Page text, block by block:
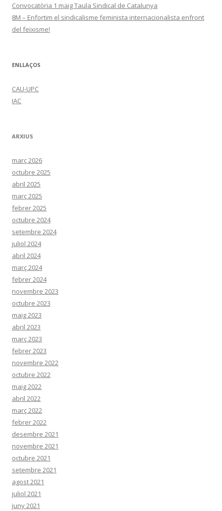
Convocatòria 1 maig Taula Sindical de Catalunya
8M – Enfortim el sindicalisme feminista internacionalista enfront
del feixisme!
ENLLAÇOS
CAU-UPC
IAC
ARXIUS
març 2026
octubre 2025
abril 2025
març 2025
febrer 2025
octubre 2024
setembre 2024
juliol 2024
abril 2024
març 2024
febrer 2024
novembre 2023
octubre 2023
maig 2023
abril 2023
març 2023
febrer 2023
novembre 2022
octubre 2022
maig 2022
abril 2022
març 2022
febrer 2022
desembre 2021
novembre 2021
octubre 2021
setembre 2021
agost 2021
juliol 2021
juny 2021